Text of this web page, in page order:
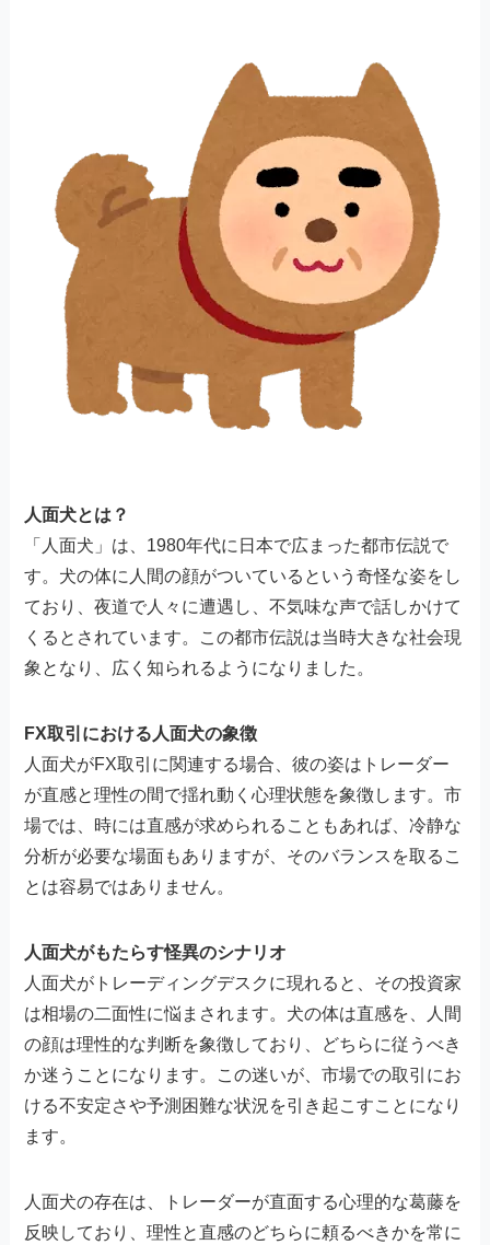
人面犬とは？
「人面犬」は、1980年代に日本で広まった都市伝説で
す。犬の体に人間の顔がついているという奇怪な姿をし
ており、夜道で人々に遭遇し、不気味な声で話しかけて
くるとされています。この都市伝説は当時大きな社会現
象となり、広く知られるようになりました。
FX取引における人面犬の象徴
人面犬がFX取引に関連する場合、彼の姿はトレーダー
が直感と理性の間で揺れ動く心理状態を象徴します。市
場では、時には直感が求められることもあれば、冷静な
分析が必要な場面もありますが、そのバランスを取るこ
とは容易ではありません。
人面犬がもたらす怪異のシナリオ
人面犬がトレーディングデスクに現れると、その投資家
は相場の二面性に悩まされます。犬の体は直感を、人間
の顔は理性的な判断を象徴しており、どちらに従うべき
か迷うことになります。この迷いが、市場での取引にお
ける不安定さや予測困難な状況を引き起こすことになり
ます。
人面犬の存在は、トレーダーが直面する心理的な葛藤を
反映しており、理性と直感のどちらに頼るべきかを常に